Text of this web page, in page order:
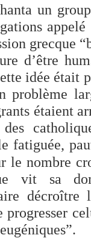
un
grecque
d’être
idée était
problème
étaient
fatiguée,
le nombre
vit sa
décroître